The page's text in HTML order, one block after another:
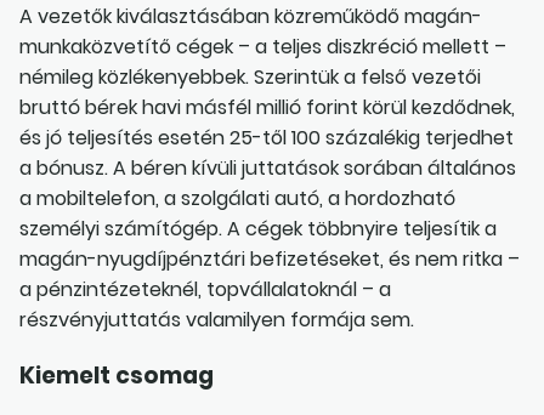
A vezetők kiválasztásában közreműködő magán-
munkaközvetítő cégek – a teljes diszkréció mellett –
némileg közlékenyebbek. Szerintük a felső vezetői
bruttó bérek havi másfél millió forint körül kezdődnek,
és jó teljesítés esetén 25-től 100 százalékig terjedhet
a bónusz. A béren kívüli juttatások sorában általános
a mobiltelefon, a szolgálati autó, a hordozható
személyi számítógép. A cégek többnyire teljesítik a
magán-nyugdíjpénztári befizetéseket, és nem ritka –
a pénzintézeteknél, topvállalatoknál – a
részvényjuttatás valamilyen formája sem.
Kiemelt csomag